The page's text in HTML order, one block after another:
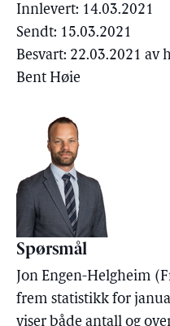
Innlevert: 14.03.2021
Sendt: 15.03.2021
Besvart: 22.03.2021 av
Bent Høie
Spørsmål
Jon Engen-Helgheim
frem statistikk for
viser både antall og